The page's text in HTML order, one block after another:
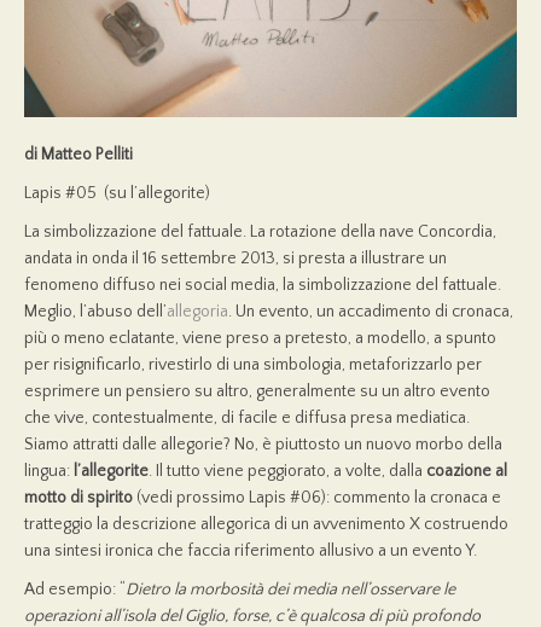
di Matteo Pelliti
Lapis #05 (su l’allegorite)
La simbolizzazione del fattuale. La rotazione della nave Concordia,
andata in onda il 16 settembre 2013, si presta a illustrare un
fenomeno diffuso nei social media, la simbolizzazione del fattuale.
Meglio, l’abuso dell’allegoria. Un evento, un accadimento di cronaca,
più o meno eclatante, viene preso a pretesto, a modello, a spunto
per risignificarlo, rivestirlo di una simbologia, metaforizzarlo per
esprimere un pensiero su altro, generalmente su un altro evento
che vive, contestualmente, di facile e diffusa presa mediatica.
Siamo attratti dalle allegorie? No, è piuttosto un nuovo morbo della
lingua: l’allegorite. Il tutto viene peggiorato, a volte, dalla coazione al
motto di spirito (vedi prossimo Lapis #06): commento la cronaca e
tratteggio la descrizione allegorica di un avvenimento X costruendo
una sintesi ironica che faccia riferimento allusivo a un evento Y.
Ad esempio: “Dietro la morbosità dei media nell’osservare le
operazioni all’isola del Giglio, forse, c’è qualcosa di più profondo